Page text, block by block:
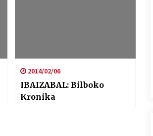
2014/02/06
IBAIZABAL: Bilboko
Kronika